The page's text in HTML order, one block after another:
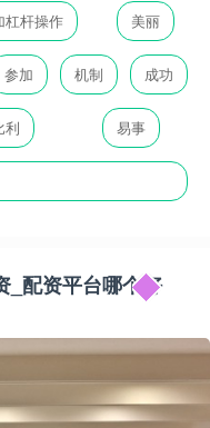
杠杆操作 美丽
参加 机制 成功
利 易事
_配资平台哪个好